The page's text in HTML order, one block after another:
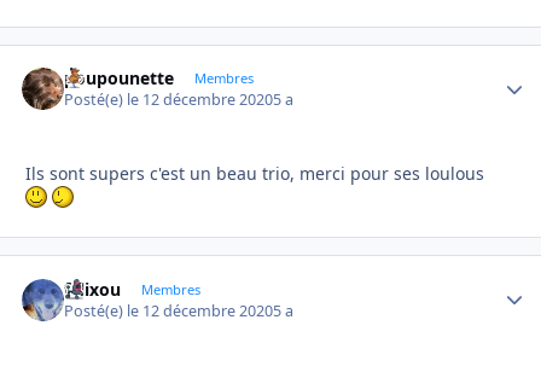
poupounette Membres
Posté(e) le 12 décembre 20205 a
Ils sont supers c'est un beau trio, merci pour ses loulous
felixou Membres
Posté(e) le 12 décembre 20205 a